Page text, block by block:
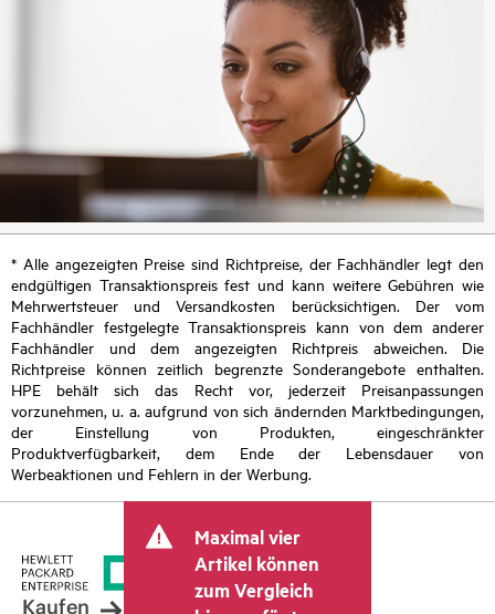
* Alle angezeigten Preise sind Richtpreise, der Fachhändler legt den
endgültigen Transaktionspreis fest und kann weitere Gebühren wie
Mehrwertsteuer und Versandkosten berücksichtigen. Der vom
Fachhändler festgelegte Transaktionspreis kann von dem anderer
Fachhändler und dem angezeigten Richtpreis abweichen. Die
Richtpreise können zeitlich begrenzte Sonderangebote enthalten.
HPE behält sich das Recht vor, jederzeit Preisanpassungen
vorzunehmen, u. a. aufgrund von sich ändernden Marktbedingungen,
der Einstellung von Produkten, eingeschränkter
Produktverfügbarkeit, dem Ende der Lebensdauer von
Werbeaktionen und Fehlern in der Werbung.
Maximal vier
Artikel können
zum Vergleich
Kaufen